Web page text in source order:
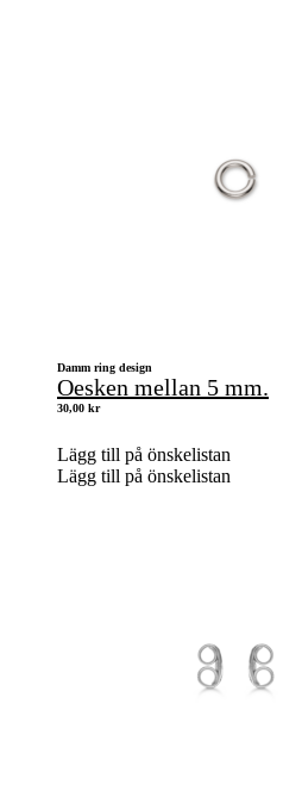
Damm ring design
Oesken mellan 5 mm.
30,00 kr
Lägg till på önskelistan
Lägg till på önskelistan